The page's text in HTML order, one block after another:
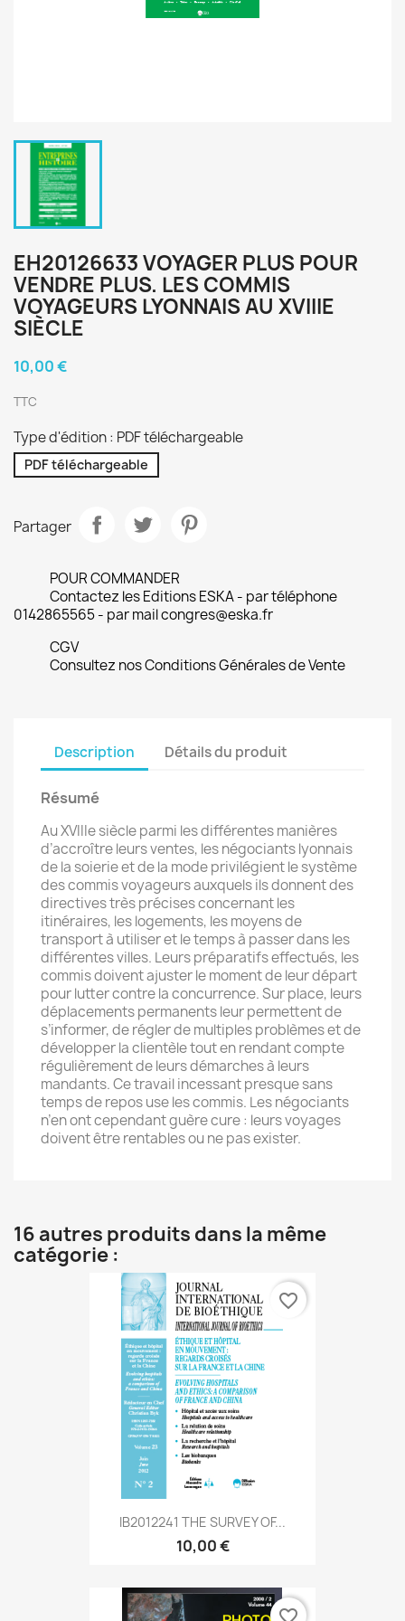
EH20126633 VOYAGER PLUS POUR
VENDRE PLUS. LES COMMIS
VOYAGEURS LYONNAIS AU XVIIIE
SIÈCLE
10,00 €
TTC
Type d'édition : PDF téléchargeable
PDF téléchargeable
Partager
POUR COMMANDER
Contactez les Editions ESKA - par téléphone
0142865565 - par mail congres@eska.fr
CGV
Consultez nos Conditions Générales de Vente
Description Détails du produit
Résumé
Au XVIIIe siècle parmi les différentes manières
d’accroître leurs ventes, les négociants lyonnais
de la soierie et de la mode privilégient le système
des commis voyageurs auxquels ils donnent des
directives très précises concernant les
itinéraires, les logements, les moyens de
transport à utiliser et le temps à passer dans les
différentes villes. Leurs préparatifs effectués, les
commis doivent ajuster le moment de leur départ
pour lutter contre la concurrence. Sur place, leurs
déplacements permanents leur permettent de
s’informer, de régler de multiples problèmes et de
développer la clientèle tout en rendant compte
régulièrement de leurs démarches à leurs
mandants. Ce travail incessant presque sans
temps de repos use les commis. Les négociants
n’en ont cependant guère cure : leurs voyages
doivent être rentables ou ne pas exister.
16 autres produits dans la même
catégorie :
IB2012241 THE SURVEY OF...
10,00 €
favorite_border
favorite_border